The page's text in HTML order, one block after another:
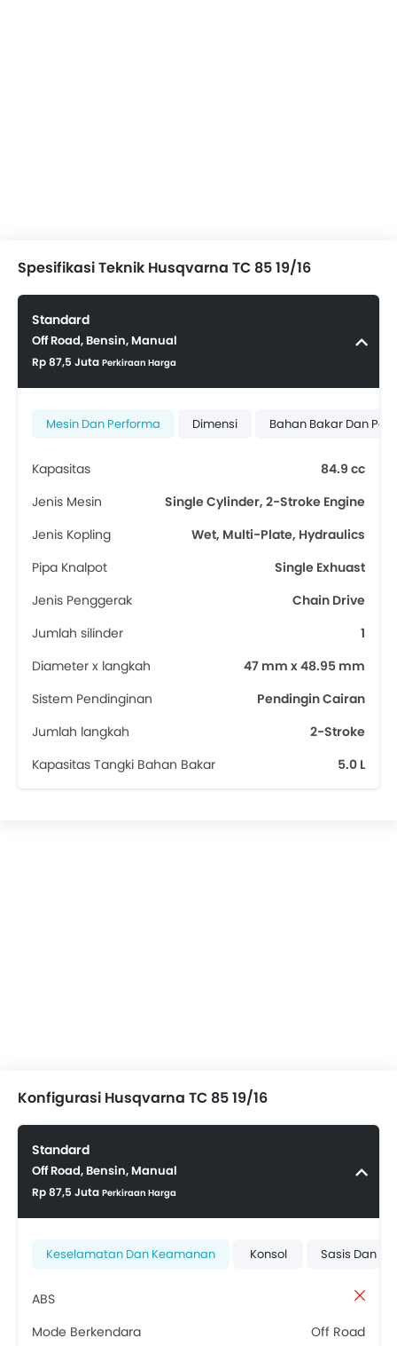
Spesifikasi Teknik Husqvarna TC 85 19/16
Standard
Off Road, Bensin, Manual
Rp 87,5 Juta Perkiraan Harga
Mesin Dan Performa Dimensi Bahan Bakar Dan
Kapasitas
84.9 cc
Jenis Mesin
Single Cylinder, 2-Stroke Engine
Jenis Kopling
Wet, Multi-Plate, Hydraulics
Pipa Knalpot
Single Exhuast
Jenis Penggerak
Chain Drive
Jumlah silinder
1
Diameter x langkah
47 mm x 48.95 mm
Sistem Pendinginan
Pendingin Cairan
Jumlah langkah
2-Stroke
Kapasitas Tangki Bahan Bakar
5.0 L
Konfigurasi Husqvarna TC 85 19/16
Standard
Off Road, Bensin, Manual
Rp 87,5 Juta Perkiraan Harga
Keselamatan Dan Keamanan Konsol Sasis Dan
ABS
Mode Berkendara
Off Road